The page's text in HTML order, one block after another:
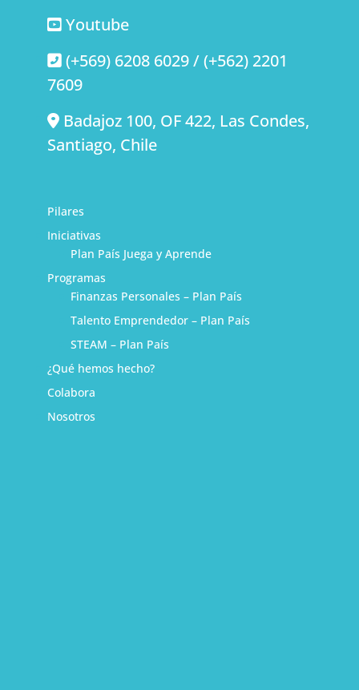
Youtube
(+569) 6208 6029 / (+562) 2201
7609
Badajoz 100, OF 422, Las Condes,
Santiago, Chile
Pilares
Iniciativas
Plan País Juega y Aprende
Programas
Finanzas Personales – Plan País
Talento Emprendedor – Plan País
STEAM – Plan País
¿Qué hemos hecho?
Colabora
Nosotros